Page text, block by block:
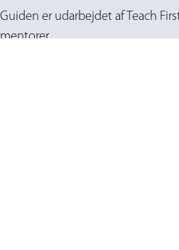
Guiden er udarbejdet af Teach
mentorer.